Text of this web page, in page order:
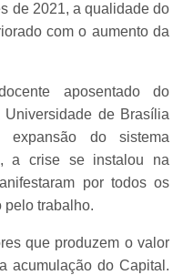
de 2021, a qualidade do
com o aumento da
aposentado do
de Brasília
do sistema
a crise se instalou na
por todos os
pelo trabalho.
que produzem o valor
acumulação do Capital.